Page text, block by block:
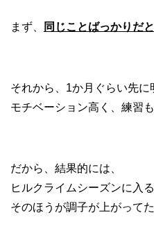
まず、 同じことばっかりだ
それから、1か月ぐらい先
モチベーション高く、練習
だから、結果的には、
ヒルクライムシーズンに入
そのほうが調子が上がってた